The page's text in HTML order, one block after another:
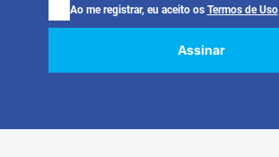
Ao me registrar, eu aceito os Termos de Uso
Assinar